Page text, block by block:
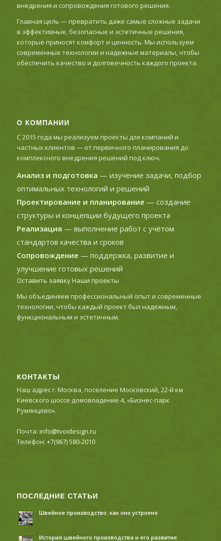
внедрения и сопровождения готового решения.
Главная цель — превратить даже самые сложные задачи
в эффективные, безопасные и эстетичные решения,
которые приносят комфорт и ценность. Мы используем
современные технологии и надежные материалы, чтобы
обеспечить качество и долговечность каждого проекта.
О КОМПАНИИ
С 2015 года мы реализуем проекты для компаний и
частных клиентов — от первичного планирования до
комплексного внедрения решений под ключ.
Анализ и подготовка — изучение задачи, подбор
оптимальных технологий и решений
Проектирование и планирование — создание
структуры и концепции будущего проекта
Реализация — выполнение работ с учётом
стандартов качества и сроков
Сопровождение — поддержка, развитие и
улучшение готовых решений
Оставить заявкуНаши проекты
Мы объединяем профессиональный опыт и современные
технологии, чтобы каждый проект был надежным,
функциональным и эстетичным.
КОНТАКТЫ
Наш адрес г. Москва, поселение Московский, 22-й км
Киевского шоссе домовладение 4, «Бизнес-парк
Румянцево».
Почта: info@tvoidesign.ru
Телефон: +7(967) 580-2010
ПОСЛЕДНИЕ СТАТЬИ
Швейное производство: как оно устроено
История швейного производства и его развитие